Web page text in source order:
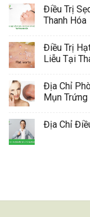
Điều Trị
Thanh Hóa
Điều Trị
Liễu Tại
Địa Chỉ
Mụn Trứng
Địa Chỉ